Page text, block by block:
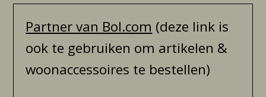
Partner van Bol.com (deze link is
ook te gebruiken om artikelen &
woonaccessoires te bestellen)